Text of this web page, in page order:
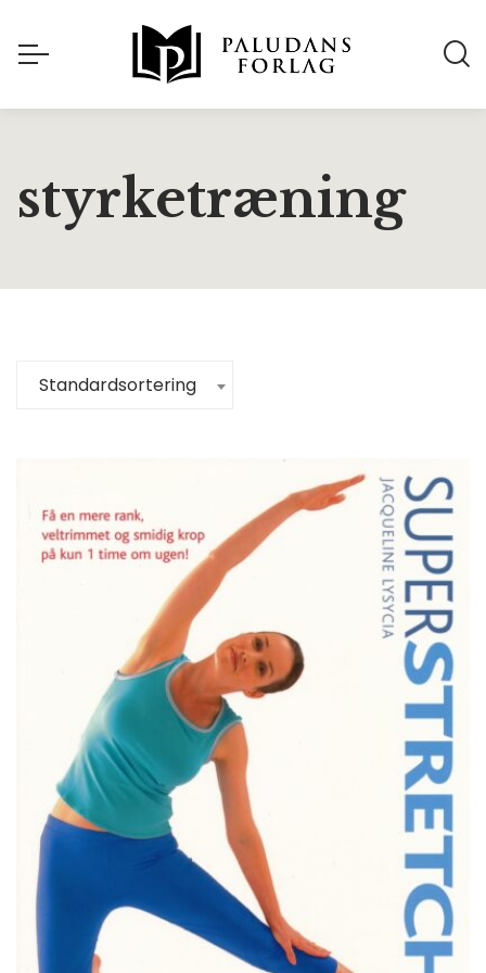
styrketræning
Standardsortering